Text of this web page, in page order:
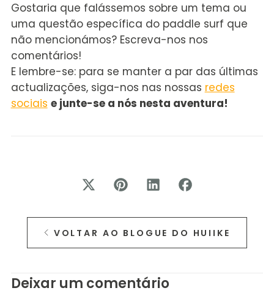
Gostaria que falássemos sobre um tema ou
uma questão específica do paddle surf que
não mencionámos? Escreva-nos nos
comentários!
E lembre-se: para se manter a par das últimas
actualizações, siga-nos nas nossas redes
sociais e junte-se a nós nesta aventura!
VOLTAR AO BLOGUE DO HUIIKE
Deixar um comentário